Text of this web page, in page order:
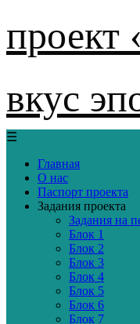
проект
вкус
☰
Главная
О нас
Паспорт проекта
Задания проекта
Задания на
Блок 1
Блок 2
Блок 3
Блок 4
Блок 5
Блок 6
Блок 7